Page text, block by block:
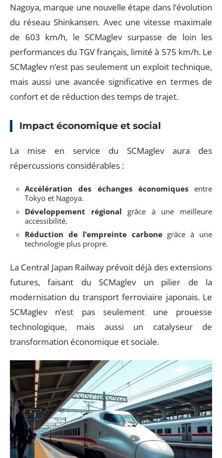
Nagoya, marque une nouvelle étape dans l’évolution
du réseau Shinkansen. Avec une vitesse maximale
de 603 km/h, le SCMaglev surpasse de loin les
performances du TGV français, limité à 575 km/h. Le
SCMaglev n’est pas seulement un exploit technique,
mais aussi une avancée significative en termes de
confort et de réduction des temps de trajet.
Impact économique et social
La mise en service du SCMaglev aura des
répercussions considérables :
Accélération des échanges économiquesentre
Tokyo et Nagoya.
Développement régional grâce à une meilleure
accessibilité.
Réduction de l’empreinte carbonegrâce à une
technologie plus propre.
La Central Japan Railway prévoit déjà des extensions
futures, faisant du SCMaglev un pilier de la
modernisation du transport ferroviaire japonais. Le
SCMaglev n’est pas seulement une prouesse
technologique, mais aussi un catalyseur de
transformation économique et sociale.